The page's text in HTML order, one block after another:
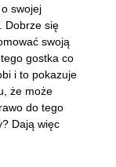
swojej
Dobrze się
swoją
gostka co
i to pokazuje
że może
do tego
Dają więc